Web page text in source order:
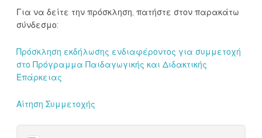
Για να δείτε την πρόσκληση, πατήστε στον παρακάτω
σύνδεσμο:
Πρόσκληση εκδήλωσης ενδιαφέροντος για συμμετοχή
στο Πρόγραμμα Παιδαγωγικής και Διδακτικής
Επάρκειας
Αίτηση Συμμετοχής